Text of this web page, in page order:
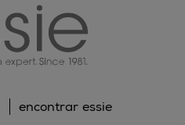
encontrar essie